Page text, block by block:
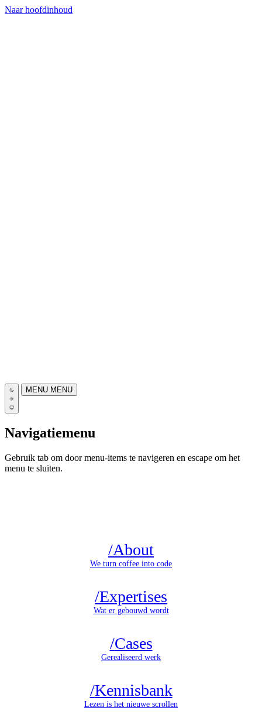
Naar hoofdinhoud
MENU MENU
Navigatiemenu
Gebruik tab om door menu-items te navigeren en escape om het
menu te sluiten.
/About
We turn coffee into code
/Expertises
Wat er gebouwd wordt
/Cases
Gerealiseerd werk
/Kennisbank
Lezen is het nieuwe scrollen